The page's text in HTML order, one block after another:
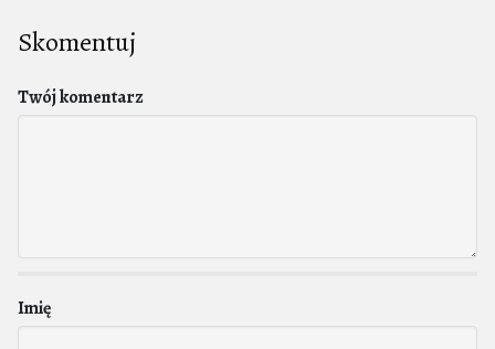
Skomentuj
Twój komentarz
Imię